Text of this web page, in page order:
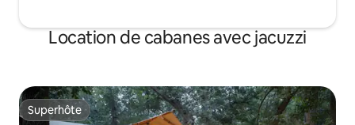
Location de cabanes avec jacuzzi
Superhôte
Superhôte